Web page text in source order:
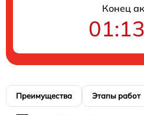
Конец
Преимущества Этапы работ